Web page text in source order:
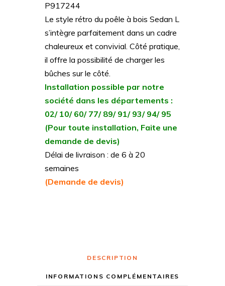
P917244
Le style rétro du poêle à bois Sedan L
s’intègre parfaitement dans un cadre
chaleureux et convivial. Côté pratique,
il offre la possibilité de charger les
bûches sur le côté.
Installation possible par notre
société dans les départements :
02/ 10/ 60/ 77/ 89/ 91/ 93/ 94/ 95
(Pour toute installation, Faite une
demande de devis)
Délai de livraison : de 6 à 20
semaines
(Demande de devis)
DESCRIPTION
INFORMATIONS COMPLÉMENTAIRES